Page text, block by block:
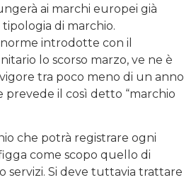
ai marchi europei già
di marchio.
introdotte con il
lo scorso marzo, ve ne è
tra poco meno di un anno
prevede il così detto “marchio
che potrà registrare ogni
come scopo quello di
servizi. Si deve tuttavia trattare